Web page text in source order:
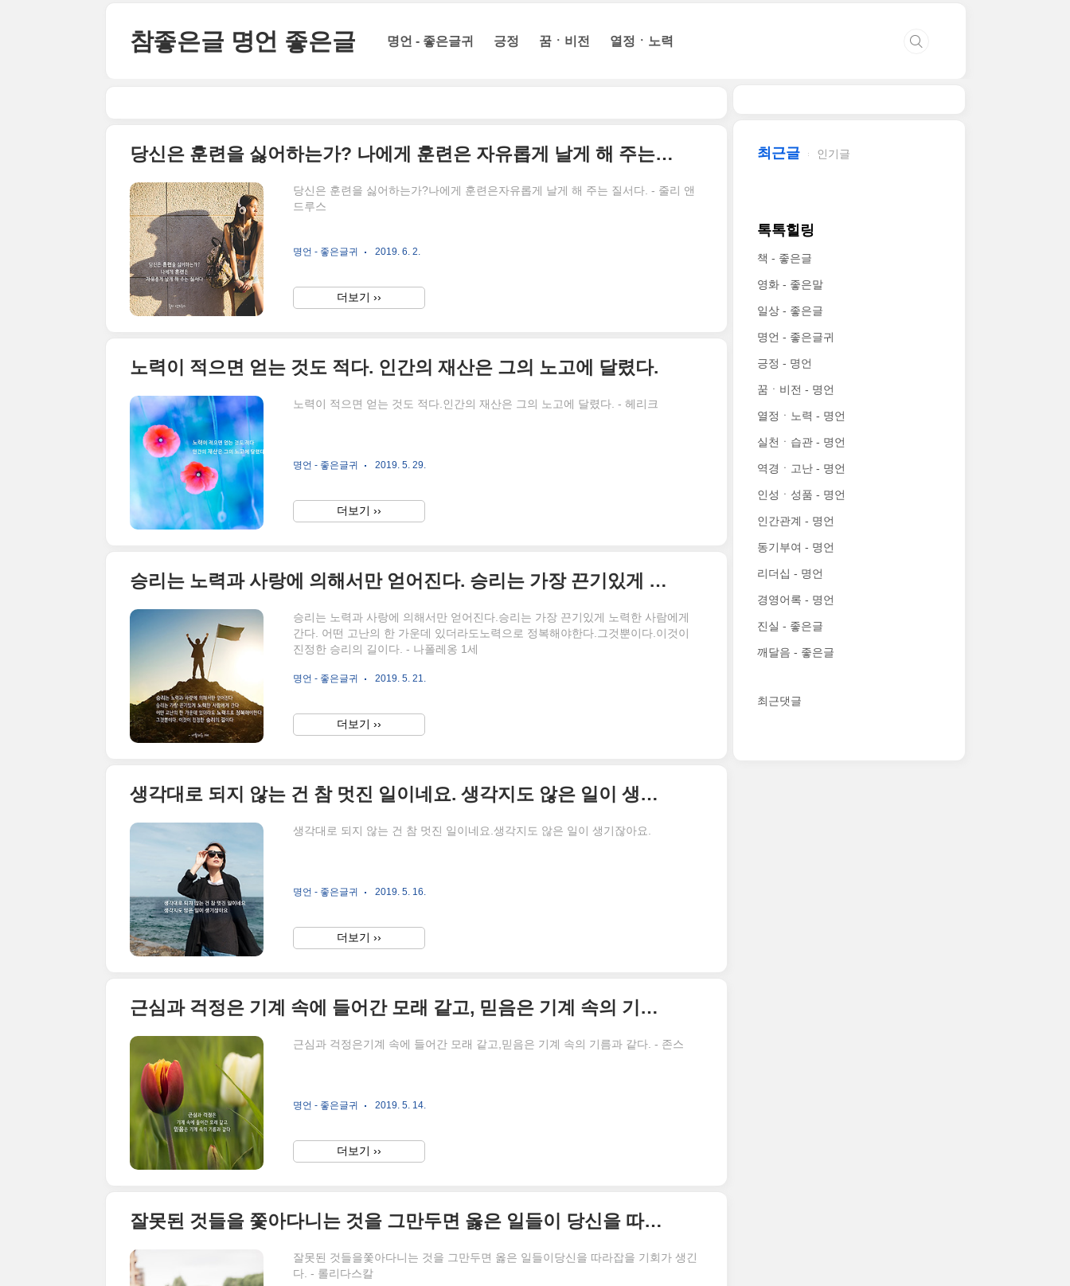
참좋은글 명언 좋은글 명언 - 좋은글귀 긍정 꿈ㆍ비전 열정ㆍ노력
당신은 훈련을 싫어하는가? 나에게 훈련은 자유롭게 날게 해 주는 질서다.
당신은 훈련을 싫어하는가?나에게 훈련은자유롭게 날게 해 주는 질서다. - 줄리 앤
드루스
명언 - 좋은글귀 2019. 6. 2.
더보기 ››
노력이 적으면 얻는 것도 적다. 인간의 재산은 그의 노고에 달렸다.
노력이 적으면 얻는 것도 적다.인간의 재산은 그의 노고에 달렸다. - 헤리크
명언 - 좋은글귀 2019. 5. 29.
더보기 ››
승리는 노력과 사랑에 의해서만 얻어진다. 승리는 가장 끈기있게 노력한 사람에게 간다.
승리는 노력과 사랑에 의해서만 얻어진다.승리는 가장 끈기있게 노력한 사람에게
간다. 어떤 고난의 한 가운데 있더라도노력으로 정복해야한다.그것뿐이다.이것이
진정한 승리의 길이다. - 나폴레옹 1세
명언 - 좋은글귀 2019. 5. 21.
더보기 ››
생각대로 되지 않는 건 참 멋진 일이네요. 생각지도 않은 일이 생기잖아요.
생각대로 되지 않는 건 참 멋진 일이네요.생각지도 않은 일이 생기잖아요.
명언 - 좋은글귀 2019. 5. 16.
더보기 ››
근심과 걱정은 기계 속에 들어간 모래 같고, 믿음은 기계 속의 기름과 같다.
근심과 걱정은기계 속에 들어간 모래 같고,믿음은 기계 속의 기름과 같다. - 존스
명언 - 좋은글귀 2019. 5. 14.
더보기 ››
잘못된 것들을 쫓아다니는 것을 그만두면 옳은 일들이 당신을 따라잡을 기회가 생긴다.
잘못된 것들을쫓아다니는 것을 그만두면 옳은 일들이당신을 따라잡을 기회가 생긴
다. - 롤리다스칼
최근글 인기글
톡톡힐링
책 - 좋은글
영화 - 좋은말
일상 - 좋은글
명언 - 좋은글귀
긍정 - 명언
꿈ㆍ비전 - 명언
열정ㆍ노력 - 명언
실천ㆍ습관 - 명언
역경ㆍ고난 - 명언
인성ㆍ성품 - 명언
인간관계 - 명언
동기부여 - 명언
리더십 - 명언
경영어록 - 명언
진실 - 좋은글
깨달음 - 좋은글
최근댓글